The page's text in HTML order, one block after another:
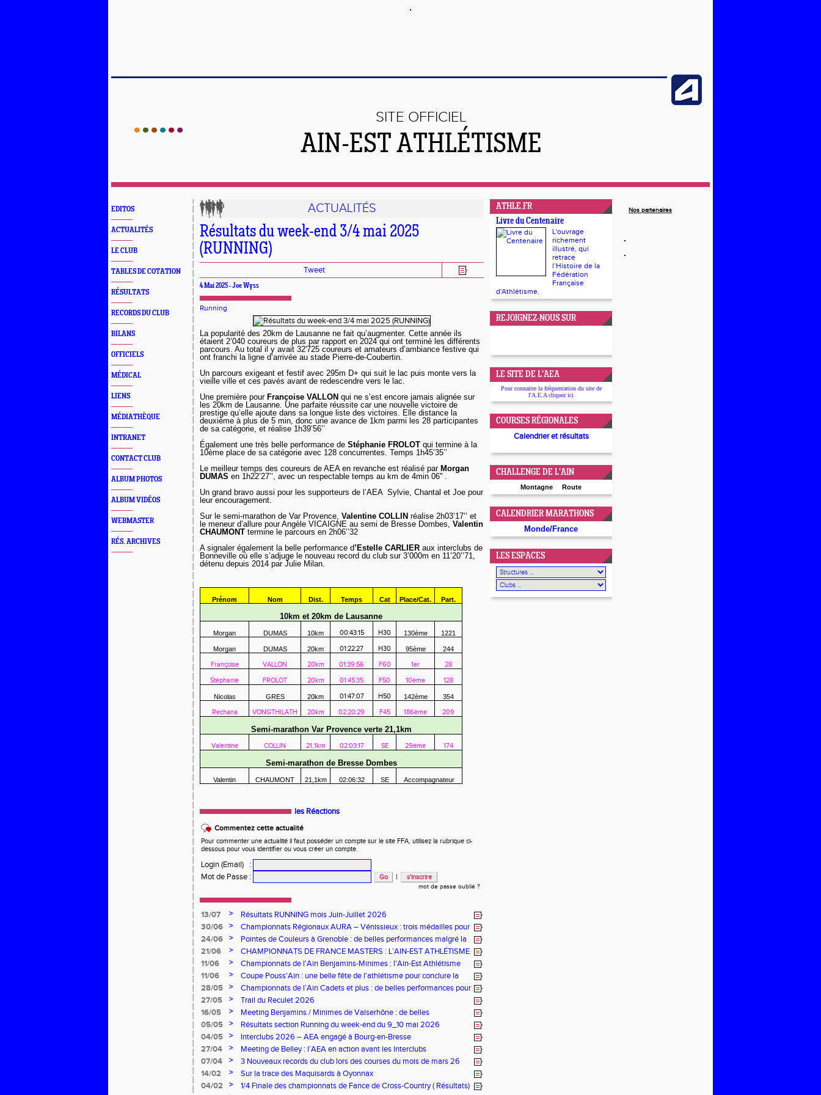
SITE OFFICIEL
AIN-EST ATHLÉTISME
EDITOS
ACTUALITÉS
LE CLUB
TABLES DE COTATION
RÉSULTATS
RECORDS DU CLUB
BILANS
OFFICIELS
MÉDICAL
LIENS
MÉDIATHÈQUE
INTRANET
CONTACT CLUB
ALBUM PHOTOS
ALBUM VIDÉOS
WEBMASTER
RÉS. ARCHIVES
ACTUALITÉS
Résultats du week-end 3/4 mai 2025
(RUNNING)
Tweet
4 Mai 2025 - Joe Wyss
Running
La popularité des 20km de Lausanne ne fait qu’augmenter. Cette année ils
étaient 2’040 coureurs de plus par rapport en 2024 qui ont terminé les différents
parcours. Au total il y avait 32'725 coureurs et amateurs d’ambiance festive qui
ont franchi la ligne d’arrivée au stade Pierre-de-Coubertin.
Un parcours exigeant et festif avec 295m D+ qui suit le lac puis monte vers la
vieille ville et ces pavés avant de redescendre vers le lac.
Une première pour Françoise VALLON qui ne s’est encore jamais alignée sur
les 20km de Lausanne. Une parfaite réussite car une nouvelle victoire de
prestige qu’elle ajoute dans sa longue liste des victoires. Elle distance la
deuxième à plus de 5 min, donc une avance de 1km parmi les 28 participantes
de sa catégorie, et réalise 1h39’56’’
Également une très belle performance de Stéphanie FROLOT qui termine à la
10ème place de sa catégorie avec 128 concurrentes. Temps 1h45’35’’
Le meilleur temps des coureurs de AEA en revanche est réalisé par Morgan
DUMAS en 1h22’27’’, avec un respectable temps au km de 4min 06'' .
Un grand bravo aussi pour les supporteurs de l’AEA Sylvie, Chantal et Joe pour
leur encouragement.
Sur le semi-marathon de Var Provence, Valentine COLLIN réalise 2h03’17’’ et
le meneur d’allure pour Angèle VICAIGNE au semi de Bresse Dombes, Valentin
CHAUMONT termine le parcours en 2h06’’32
A signaler également la belle performance d’Estelle CARLIER aux interclubs de
Bonneville où elle s’adjuge le nouveau record du club sur 3’000m en 11’20’’71,
détenu depuis 2014 par Julie Milan.
Prénom Nom Dist. Temps Cat Place/Cat. Part.
10km et 20km de Lausanne
Morgan DUMAS 10km 00:43:15 H30 130ème 1221
Morgan DUMAS 20km 01:22:27 H30 95ème 244
Françoise VALLON 20km 01:39:56 F60 1er 28
Stéphanie FROLOT 20km 01:45:35 F50 10ème 128
Nicolas GRES 20km 01:47:07 H50 142ème 354
Rechana VONGTHILATH 20km 02:20:29 F45 186ème 209
Semi-marathon Var Provence verte 21,1km
Valentine COLLIN 21,1km 02:03:17 SE 29ème 174
Semi-marathon de Bresse Dombes
Valentin CHAUMONT 21,1km 02:06:32 SE Accompagnateur
les Réactions
Commentez cette actualité
Pour commenter une actualité il faut posséder un compte sur le site FFA, utilisez la rubrique ci-
dessous pour vous identifier ou vous créer un compte.
Login (Email)
:
Mot de Passe : |
mot de passe oublié ?
13/07 >
Résultats RUNNING mois Juin-Juillet 2026
30/06
>
Championnats Régionaux AURA – Vénissieux : trois médailles pour
l'AEA !
24/06 >
Pointes de Couleurs à Grenoble : de belles performances malgré la
canicule
21/06 >
CHAMPIONNATS DE FRANCE MASTERS : L’AIN-EST ATHLÉTISME
À L’HONNEUR À ÉPINAL
11/06 >
Championnats de l'Ain Benjamins-Minimes : l'Ain-Est Athlétisme
brille à domicile
11/06 >
Coupe Pouss'Ain : une belle fête de l'athlétisme pour conclure la
saison
28/05 >
Championnats de l’Ain Cadets et plus : de belles performances pour
l’AEA à Bourg-en-Bresse
27/05 >
Trail du Reculet 2026
16/05
>
Meeting Benjamins / Minimes de Valserhône : de belles
performances pour l’AEA
05/05 >
Résultats section Running du week-end du 9_10 mai 2026
04/05
>
Interclubs 2026 – AEA engagé à Bourg-en-Bresse
27/04
>
Meeting de Belley : l’AEA en action avant les Interclubs
07/04
>
3 Nouveaux records du club lors des courses du mois de mars 26
14/02
>
Sur la trace des Maquisards à Oyonnax
04/02
>
1/4 Finale des championnats de Fance de Cross-Country ( Résultats)
ATHLE.FR
Livre du Centenaire
L'ouvrage
richement
illustré, qui
retrace
l’Histoire de la
Fédération
Française
d'Athlétisme.
REJOIGNEZ-NOUS SUR
LE SITE DE L'AEA
Pour connaitre la fréquentation du site de
l'A.E.A cliquez ici
COURSES RÉGIONALES
Calendrier et résultats
CHALLENGE DE L'AIN
Montagne Route
CALENDRIER MARATHONS
Monde/France
LES ESPACES
Nos partenaires